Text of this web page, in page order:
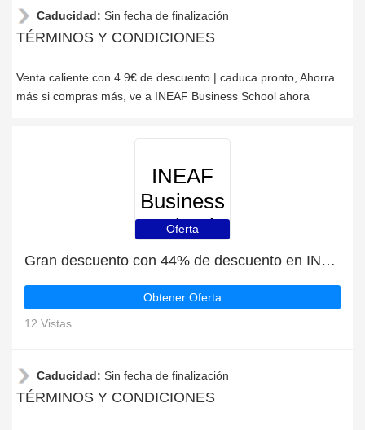
Caducidad: Sin fecha de finalización
TÉRMINOS Y CONDICIONES
Venta caliente con 4.9€ de descuento | caduca pronto, Ahorra
más si compras más, ve a INEAF Business School ahora
INEAF
Business
School
Oferta
Gran descuento con 44% de descuento en INEAF Business School
Obtener Oferta
12 Vistas
Caducidad: Sin fecha de finalización
TÉRMINOS Y CONDICIONES